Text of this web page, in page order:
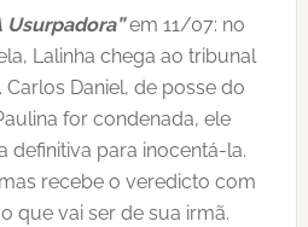
Usurpadora”em 11/07: no
Lalinha chega ao tribunal
Daniel, de posse do
for condenada, ele
definitiva para inocentá-la.
recebe o veredicto com
que vai ser de sua irmã.